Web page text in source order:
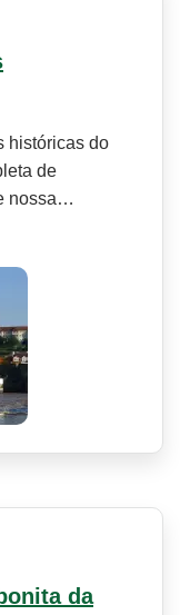
históricas do
de
nossa…
da